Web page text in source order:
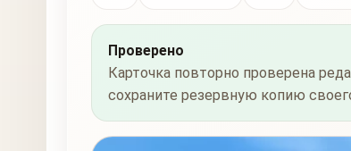
Проверено
Карточка повторно проверена
сохраните резервную копию